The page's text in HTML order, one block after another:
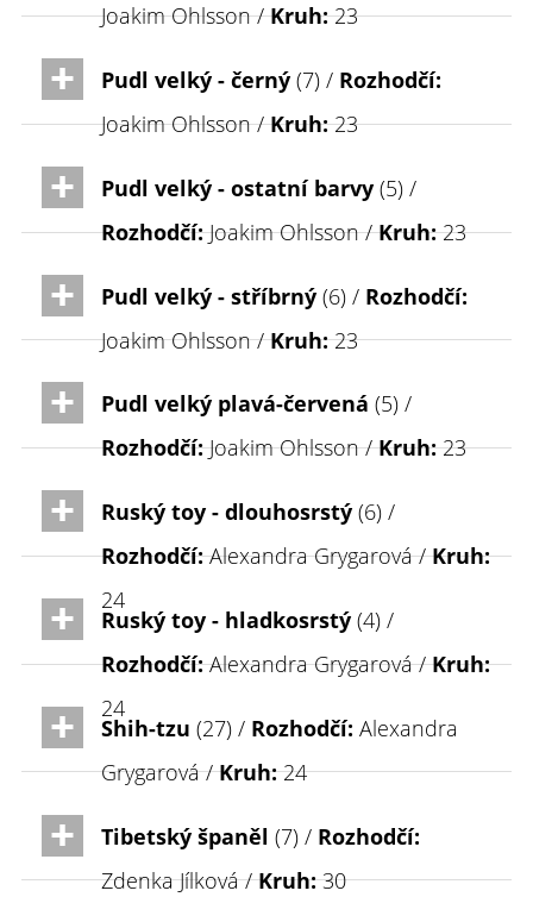
Joakim Ohlsson /Kruh:23
Pudl velký - černý (7) / Rozhodčí:
Joakim Ohlsson /Kruh:23
Pudl velký - ostatní barvy (5) /
Rozhodčí:Joakim Ohlsson /Kruh:23
Pudl velký - stříbrný (6) / Rozhodčí:
Joakim Ohlsson /Kruh:23
Pudl velký plavá-červená (5) /
Rozhodčí:Joakim Ohlsson /Kruh:23
Ruský toy - dlouhosrstý (6) /
Rozhodčí:Alexandra Grygarová /Kruh:
24
Ruský toy - hladkosrstý (4) /
Rozhodčí:Alexandra Grygarová /Kruh:
24
Shih-tzu (27) / Rozhodčí: Alexandra
Grygarová /Kruh:24
Tibetský španěl (7) / Rozhodčí:
Zdenka Jílková /Kruh:30